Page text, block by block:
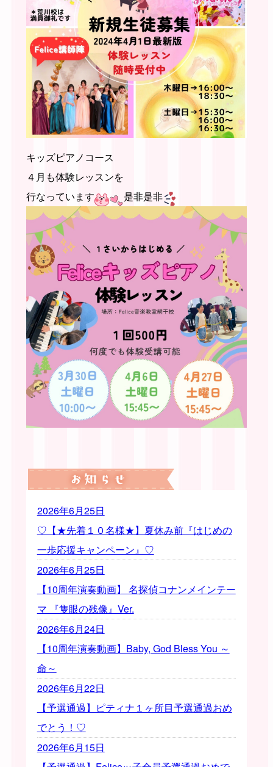
キッズピアノコース
４月も体験レッスンを
行なっています
是非是非
2026年6月25日
♡【★先着１０名様★】夏休み前『はじめの
一歩応援キャンペーン』♡
2026年6月25日
【10周年演奏動画】 名探偵コナンメインテー
マ 『隻眼の残像』Ver.
2026年6月24日
【10周年演奏動画】Baby, God Bless You ～
命～
2026年6月22日
【予選通過】ピティナ１ヶ所目予選通過おめ
でとう！♡
2026年6月15日